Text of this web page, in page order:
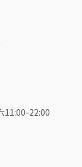
11:00-22:00